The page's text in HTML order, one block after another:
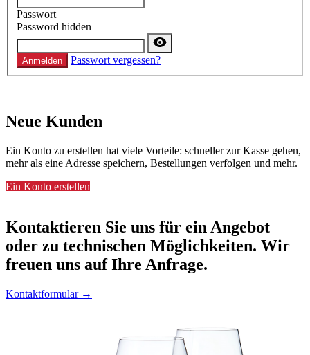
Passwort
Password hidden
Anmelden Passwort vergessen?
Neue Kunden
Ein Konto zu erstellen hat viele Vorteile: schneller zur Kasse gehen,
mehr als eine Adresse speichern, Bestellungen verfolgen und mehr.
Ein Konto erstellen
Kontaktieren Sie uns für ein Angebot
oder zu technischen Möglichkeiten. Wir
freuen uns auf Ihre Anfrage.
Kontaktformular →